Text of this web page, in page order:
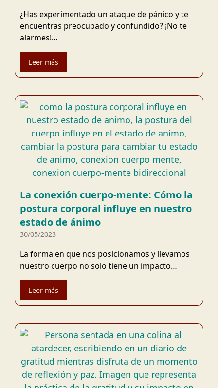
¿Has experimentado un ataque de pánico y te
encuentras preocupado y confundido? ¡No te
alarmes!…
Leer más
La conexión cuerpo-mente: Cómo la
postura corporal influye en nuestro
estado de ánimo
30/05/2023
La forma en que nos posicionamos y llevamos
nuestro cuerpo no solo tiene un impacto…
Leer más